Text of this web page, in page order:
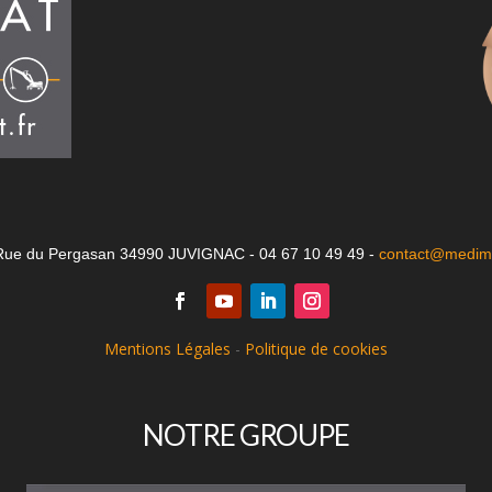
du Pergasan 34990 JUVIGNAC - 04 67 10 49 49 -
Mentions Légales - Politique de cookies
NOTRE GROUPE